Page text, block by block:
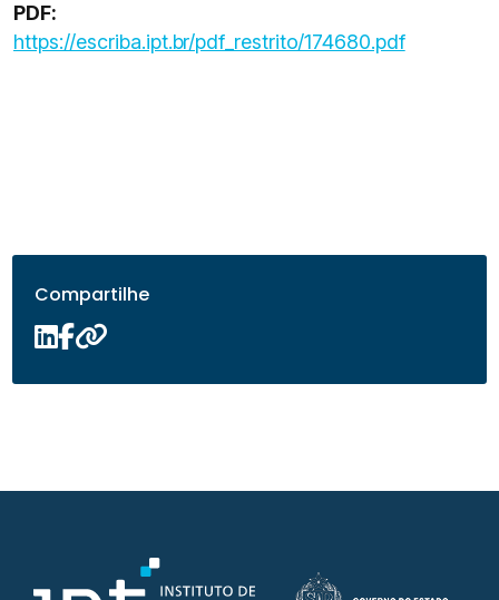
PDF:
https://escriba.ipt.br/pdf_restrito/174680.pdf
Compartilhe